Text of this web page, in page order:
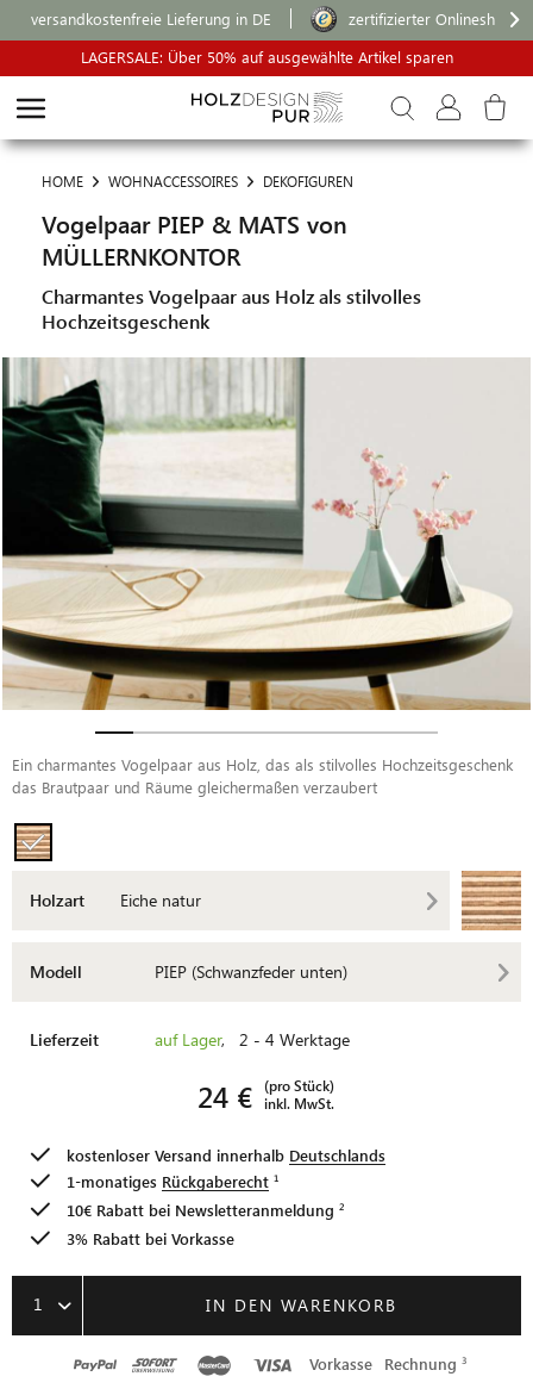
versandkostenfreie Lieferung in DE
zertifizierter Onlineshop
LAGERSALE: Über 50% auf ausgewählte Artikel sparen
HOME WOHNACCESSOIRES DEKOFIGUREN
Vogelpaar PIEP & MATS von
MÜLLERNKONTOR
Charmantes Vogelpaar aus Holz als stilvolles
Hochzeitsgeschenk
Ein charmantes Vogelpaar aus Holz, das als stilvolles Hochzeitsgeschenk
das Brautpaar und Räume gleichermaßen verzaubert
Holzart Eiche natur
Modell PIEP (Schwanzfeder unten)
Lieferzeit auf Lager, 2 - 4 Werktage
24 € inkl. MwSt.
(pro Stück)
kostenloser Versand innerhalb Deutschlands
1-monatiges Rückgaberecht
10€ Rabatt bei Newsletteranmeldung
3% Rabatt bei Vorkasse
1 IN DEN WARENKORB
Vorkasse Rechnung